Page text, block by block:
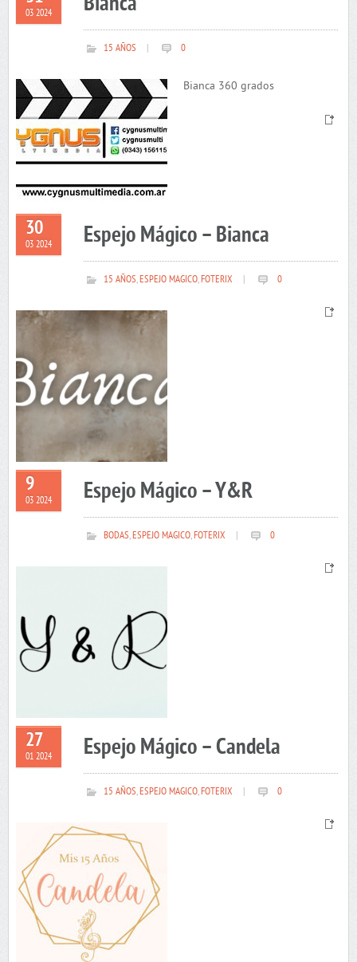
03 2024
15 AÑOS 0
Bianca 360 grados
30
03 2024 Espejo Mágico – Bianca
15 AÑOS,ESPEJO MAGICO,FOTERIX 0
9
03 2024 Espejo Mágico – Y&R
BODAS,ESPEJO MAGICO,FOTERIX 0
27
01 2024 Espejo Mágico – Candela
15 AÑOS,ESPEJO MAGICO,FOTERIX 0